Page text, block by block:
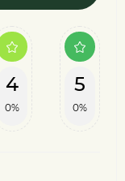
4
0%
5
0%